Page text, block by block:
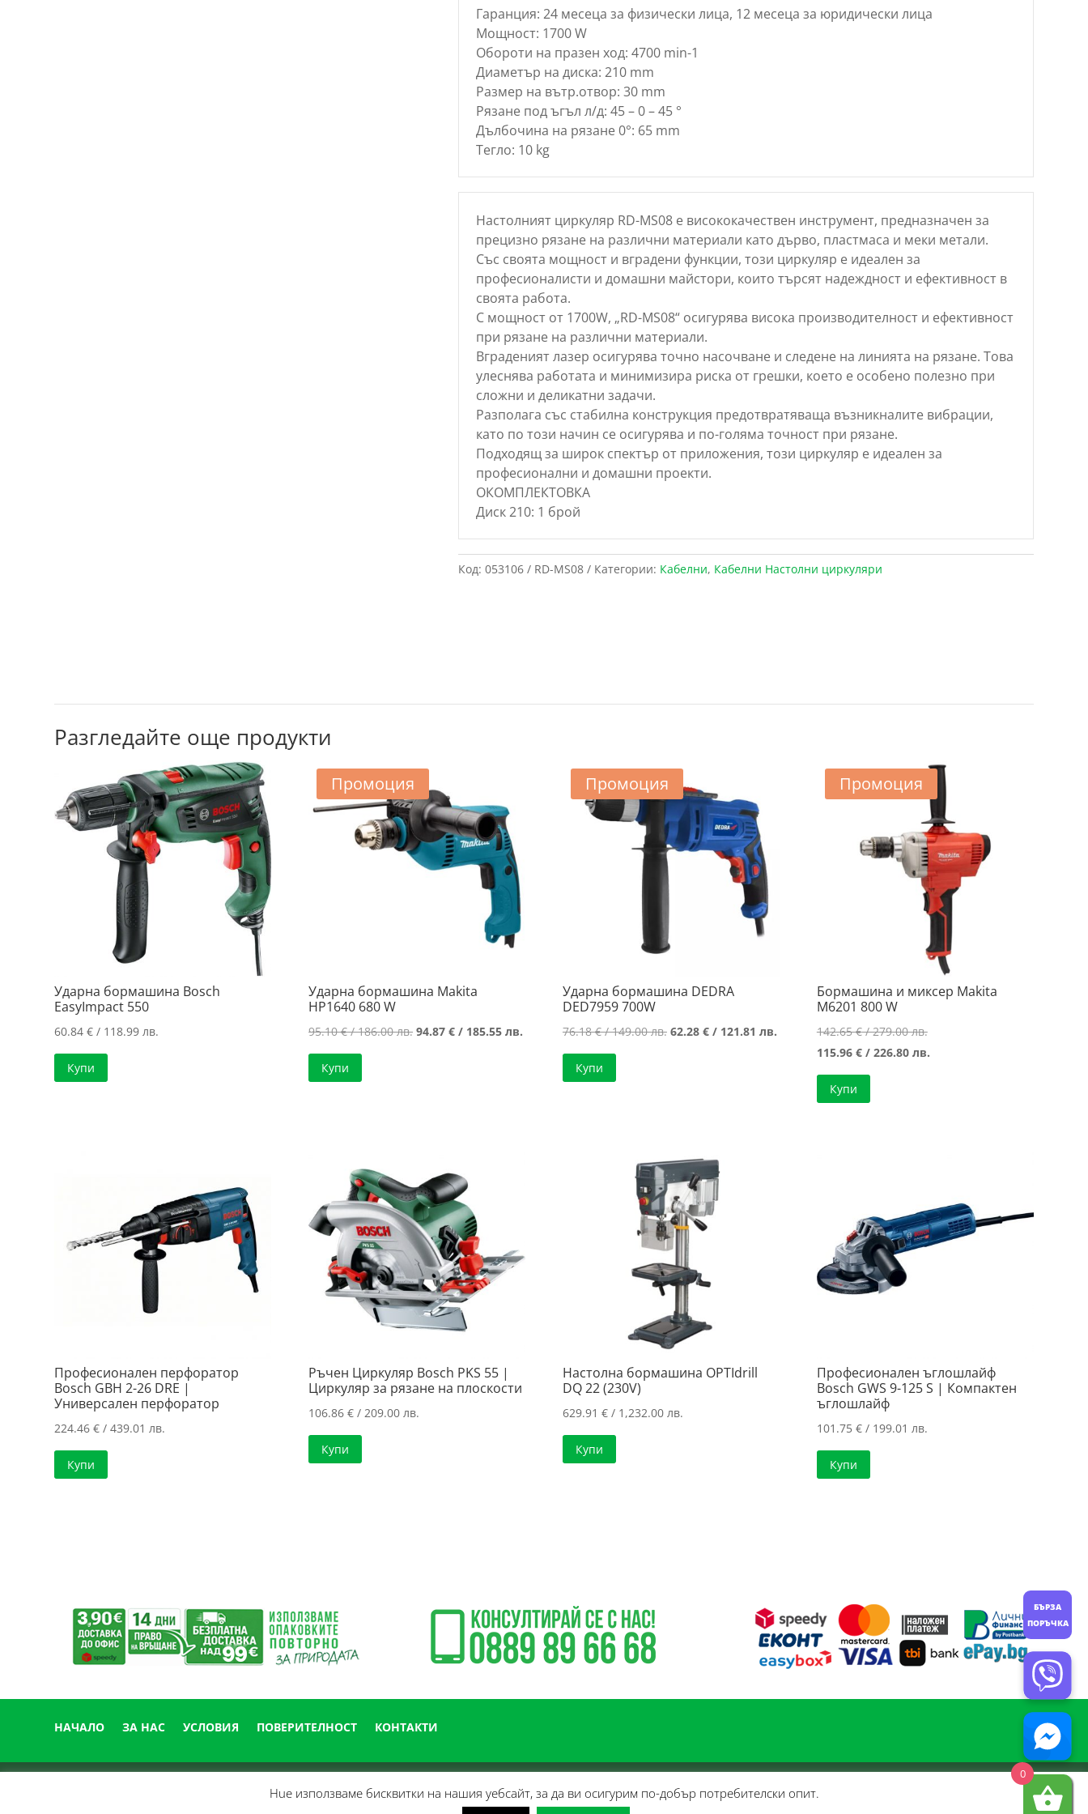
Гаранция: 24 месеца за физически лица, 12 месеца за юридически лица
Мощност: 1700 W
Обороти на празен ход: 4700 min-1
Диаметър на диска: 210 mm
Размер на вътр.отвор: 30 mm
Рязане под ъгъл л/д: 45 – 0 – 45 °
Дълбочина на рязане 0°: 65 mm
Тегло: 10 kg
Настолният циркуляр RD-MS08 е висококачествен инструмент, предназначен за
прецизно рязане на различни материали като дърво, пластмаса и меки метали.
Със своята мощност и вградени функции, този циркуляр е идеален за
професионалисти и домашни майстори, които търсят надеждност и ефективност в
своята работа.
С мощност от 1700W, „RD-MS08“ осигурява висока производителност и ефективност
при рязане на различни материали.
Вграденият лазер осигурява точно насочване и следене на линията на рязане. Това
улеснява работата и минимизира риска от грешки, което е особено полезно при
сложни и деликатни задачи.
Разполага със стабилна конструкция предотвратяваща възникналите вибрации,
като по този начин се осигурява и по-голяма точност при рязане.
Подходящ за широк спектър от приложения, този циркуляр е идеален за
професионални и домашни проекти.
ОКОМПЛЕКТОВКА
Диск 210: 1 брой
Код: 053106 / RD-MS08 Категории: Кабелни, Кабелни Настолни циркуляри
Разгледайте още продукти
Ударна бормашина Bosch
EasyImpact 550
60.84€ / 118.99 лв.
Купи
Промоция
Ударна бормашина Makita
HP1640 680 W
95.10€/ 186.00 лв. Original
94.87€ / 185.55 лв. Текущата
Купи
Промоция
Ударна бормашина DEDRA
DED7959 700W
76.18€/ 149.00 лв. Original
62.28 €/ 121.81 лв.Текущата
Купи
Промоция
Бормашина и миксер Makita
M6201 800 W
142.65€/ 279.00 лв.Original
price
115.96 €/ 226.80 лв.Текущата
Купи
Професионален перфоратор
Bosch GBH 2-26 DRE |
Универсален перфоратор
224.46€ / 439.01 лв.
Купи
Ръчен Циркуляр Bosch PKS 55 |
Циркуляр за рязанe нa плоскости
106.86€ / 209.00 лв.
Купи
Настолна бормашина OPTIdrill
DQ 22 (230V)
629.91 €/ 1,232.00 лв.
Купи
Професионален ъглошлайф
Bosch GWS 9-125 S | Компактен
ъглошлайф
101.75 €/ 199.01 лв.
Купи
НАЧАЛО ЗА НАС УСЛОВИЯ ПОВЕРИТЕЛНОСТ КОНТАКТИ
Easy Clean • Машини, препарати и консумативи за професионално почистване
Нue използвамe бисквитки на нашия уебсайт, за да ви осигурим по-добър потребителски опит.
0
БЪРЗА
ПОРЪЧКА